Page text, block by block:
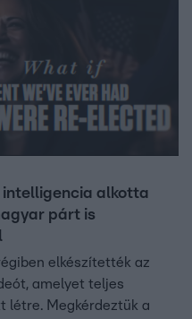
intelligencia alkotta
párt is
elkészítették az
amelyet teljes
létre. Megkérdeztük a